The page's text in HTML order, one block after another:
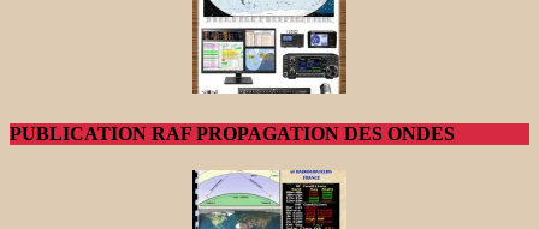
PUBLICATION RAF PROPAGATION DES ONDES